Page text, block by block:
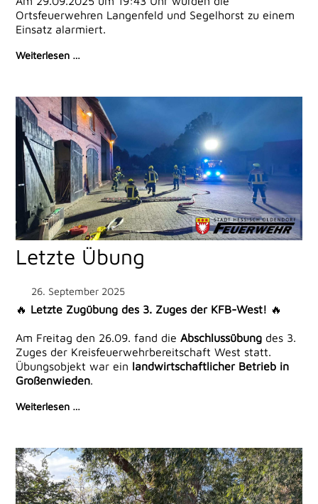
Ortsfeuerwehren Langenfeld und Segelhorst zu einem
Einsatz alarmiert.
Weiterlesen …
Letzte Übung
26. September 2025
🔥 Letzte Zugübung des 3. Zuges der KFB-West! 🔥
Am Freitag den 26.09. fand die Abschlussübung des 3.
Zuges der Kreisfeuerwehrbereitschaft West statt.
Übungsobjekt war ein landwirtschaftlicher Betrieb in
Großenwieden.
Weiterlesen …